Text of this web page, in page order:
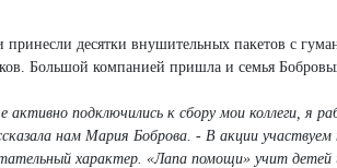
десятки внушительных пакетов с
Большой компанией пришла и семья
подключились к сбору мои коллеги, я
нам Мария Боброва. - В акции участвуем
характер. «Лапа помощи» учит детей